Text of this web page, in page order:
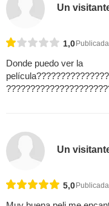
Un
1,0
Donde puedo ver la
Un
5,0